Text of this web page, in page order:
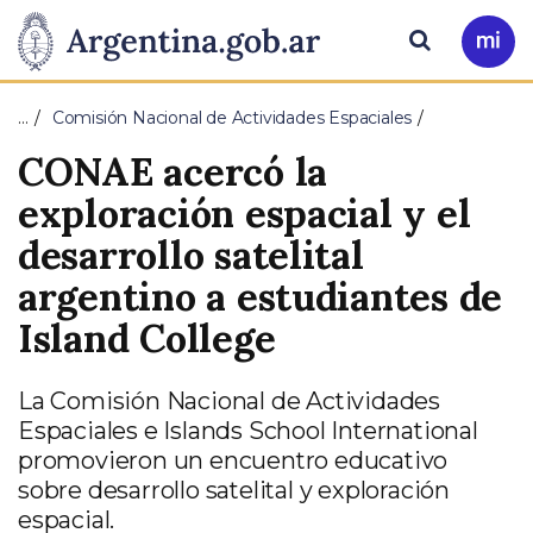
Presidencia
de
la
Nación
Pasar al contenido principal
Ir
a
Buscar
… Comisión Nacional de Actividades Espaciales
CONAE acercó la
exploración espacial y el
desarrollo satelital
argentino a estudiantes de
Island College
La Comisión Nacional de Actividades
Espaciales e Islands School International
promovieron un encuentro educativo
sobre desarrollo satelital y exploración
espacial.